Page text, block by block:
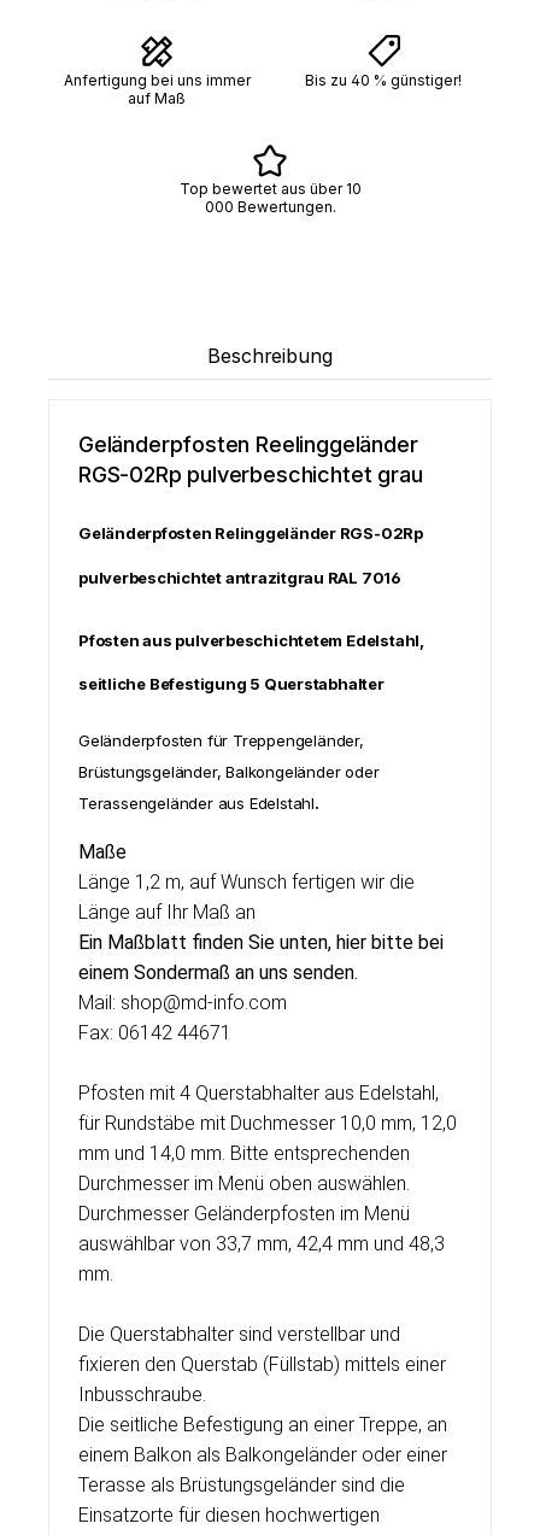
Anfertigung bei uns immer
auf Maß
Bis zu 40 % günstiger!
Top bewertet aus über 10
000 Bewertungen.
Beschreibung
Geländerpfosten Reelinggeländer
RGS-02Rp pulverbeschichtet grau
Geländerpfosten Relinggeländer RGS-02Rp
pulverbeschichtet antrazitgrau RAL 7016
Pfosten aus pulverbeschichtetem Edelstahl,
seitliche Befestigung 5 Querstabhalter
Geländerpfosten für Treppengeländer,
Brüstungsgeländer, Balkongeländer oder
Terassengeländer aus Edelstahl.
Maße
Länge 1,2 m, auf Wunsch fertigen wir die
Länge auf Ihr Maß an
Ein Maßblatt finden Sie unten, hier bitte bei
einem Sondermaß an uns senden.
Mail: shop@md-info.com
Fax: 06142 44671
Pfosten mit 4 Querstabhalter aus Edelstahl,
für Rundstäbe mit Duchmesser 10,0 mm, 12,0
mm und 14,0 mm. Bitte entsprechenden
Durchmesser im Menü oben auswählen.
Durchmesser Geländerpfosten im Menü
auswählbar von 33,7 mm, 42,4 mm und 48,3
mm.
Die Querstabhalter sind verstellbar und
fixieren den Querstab (Füllstab) mittels einer
Inbusschraube.
Die seitliche Befestigung an einer Treppe, an
einem Balkon als Balkongeländer oder einer
Terasse als Brüstungsgeländer sind die
Einsatzorte für diesen hochwertigen